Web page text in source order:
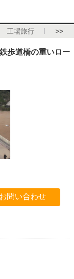
工場旅行 >>
歩道橋の重いロー
お問い合わせ